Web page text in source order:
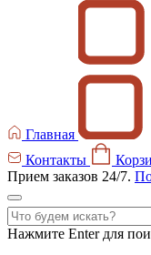
Главная
Контакты
Прием заказов 24/7.
Нажмите Enter для